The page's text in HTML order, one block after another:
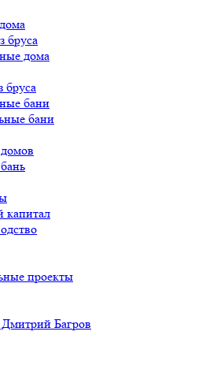
бруса
дома
бруса
бани
бани
капитал
проекты
Багров